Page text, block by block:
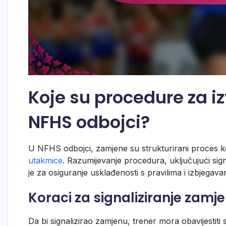
Koje su procedure za
NFHS odbojci?
U NFHS odbojci, zamjene su strukturirani proces
utakmice. Razumijevanje procedura, uključujući
je za osiguranje usklađenosti s pravilima i
Koraci za signaliziranje
Da bi signalizirao zamjenu, trener mora